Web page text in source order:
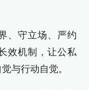
、守立场、严约
效机制，让公私
与行动自觉。